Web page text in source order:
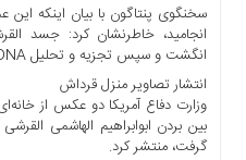
سخنگوی پنتاگون با بیان اینکه
انجامید، خاطرنشان کرد: جسد
انگشت و سپس تجزیه و تحلیل DNA شناسایی شد.
انتشار تصاویر منزل قرداش
وزارت دفاع آمریکا دو عکس از
بین بردن ابوابراهیم الهاشمی
گرفت، منتشر کرد.